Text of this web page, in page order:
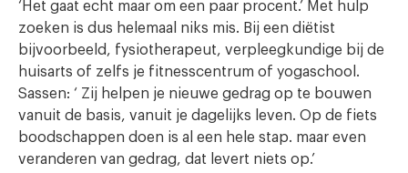
‘Het gaat echt maar om een paar procent.’ Met hulp
zoeken is dus helemaal niks mis. Bij een diëtist
bijvoorbeeld, fysiotherapeut, verpleegkundige bij de
huisarts of zelfs je fitnesscentrum of yogaschool.
Sassen: ‘ Zij helpen je nieuwe gedrag op te bouwen
vanuit de basis, vanuit je dagelijks leven. Op de fiets
boodschappen doen is al een hele stap. maar even
veranderen van gedrag, dat levert niets op.’